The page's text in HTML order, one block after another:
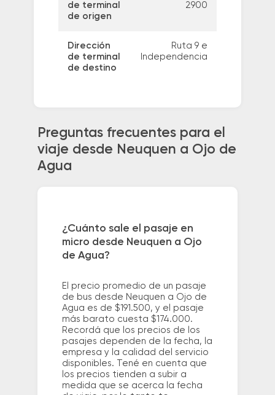
de terminal
de origen
2900
Dirección
de terminal
de destino
Ruta 9 e
Independencia
Preguntas frecuentes para el
viaje desde Neuquen a Ojo de
Agua
¿Cuánto sale el pasaje en
micro desde Neuquen a Ojo
de Agua?
El precio promedio de un pasaje
de bus desde Neuquen a Ojo de
Agua es de $191.500, y el pasaje
más barato cuesta $174.000.
Recordá que los precios de los
pasajes dependen de la fecha, la
empresa y la calidad del servicio
disponibles. Tené en cuenta que
los precios tienden a subir a
medida que se acerca la fecha